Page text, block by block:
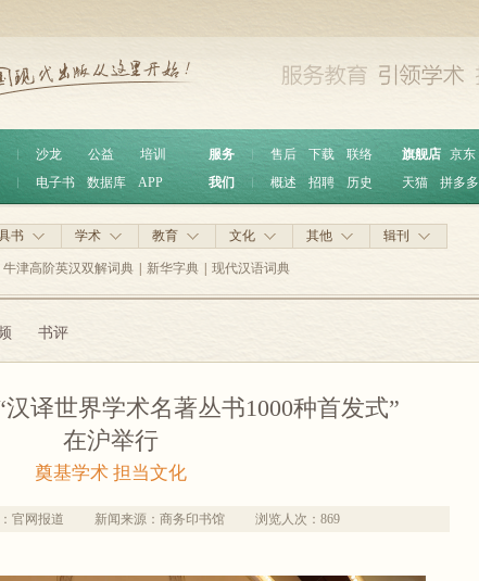
沙龙 公益
培训
电子书 数据库 APP
服务 ︱ 售后 下载
联络
我们
概述 招聘 历史
旗舰店 京东
天猫
拼多多
书 学术 教育 文化 其他 辑刊
牛津高阶英汉双解词典 新华字典 现代汉语词典
书评
译世界学术名著丛书1000种首发式”
在沪举行
奠基学术 担当文化
官网报道 新闻来源：商务印书馆 浏览人次： 869